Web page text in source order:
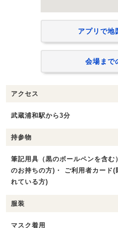
アプリで地
会場まで
アクセス
武蔵浦和駅から3分
持参物
筆記用具（黒のボールペンを含
のお持ちの方)・ ご利用者カード(
れている方)
服装
マスク着用